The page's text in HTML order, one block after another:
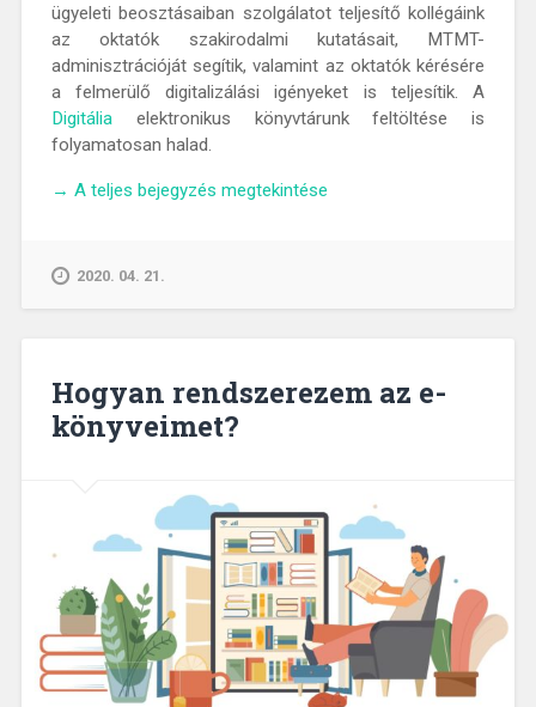
ügyeleti beosztásaiban szolgálatot teljesítő kollégáink
az oktatók szakirodalmi kutatásait, MTMT-
adminisztrációját segítik, valamint az oktatók kérésére
a felmerülő digitalizálási igényeket is teljesítik. A
Digitáliaelektronikus könyvtárunk feltöltése is
folyamatosan halad.
„Esélyegyenlőség
Digitalizált
→ A teljes bejegyzés megtekintése
2020. 04. 21.
Hogyan rendszerezem az e-
könyveimet?